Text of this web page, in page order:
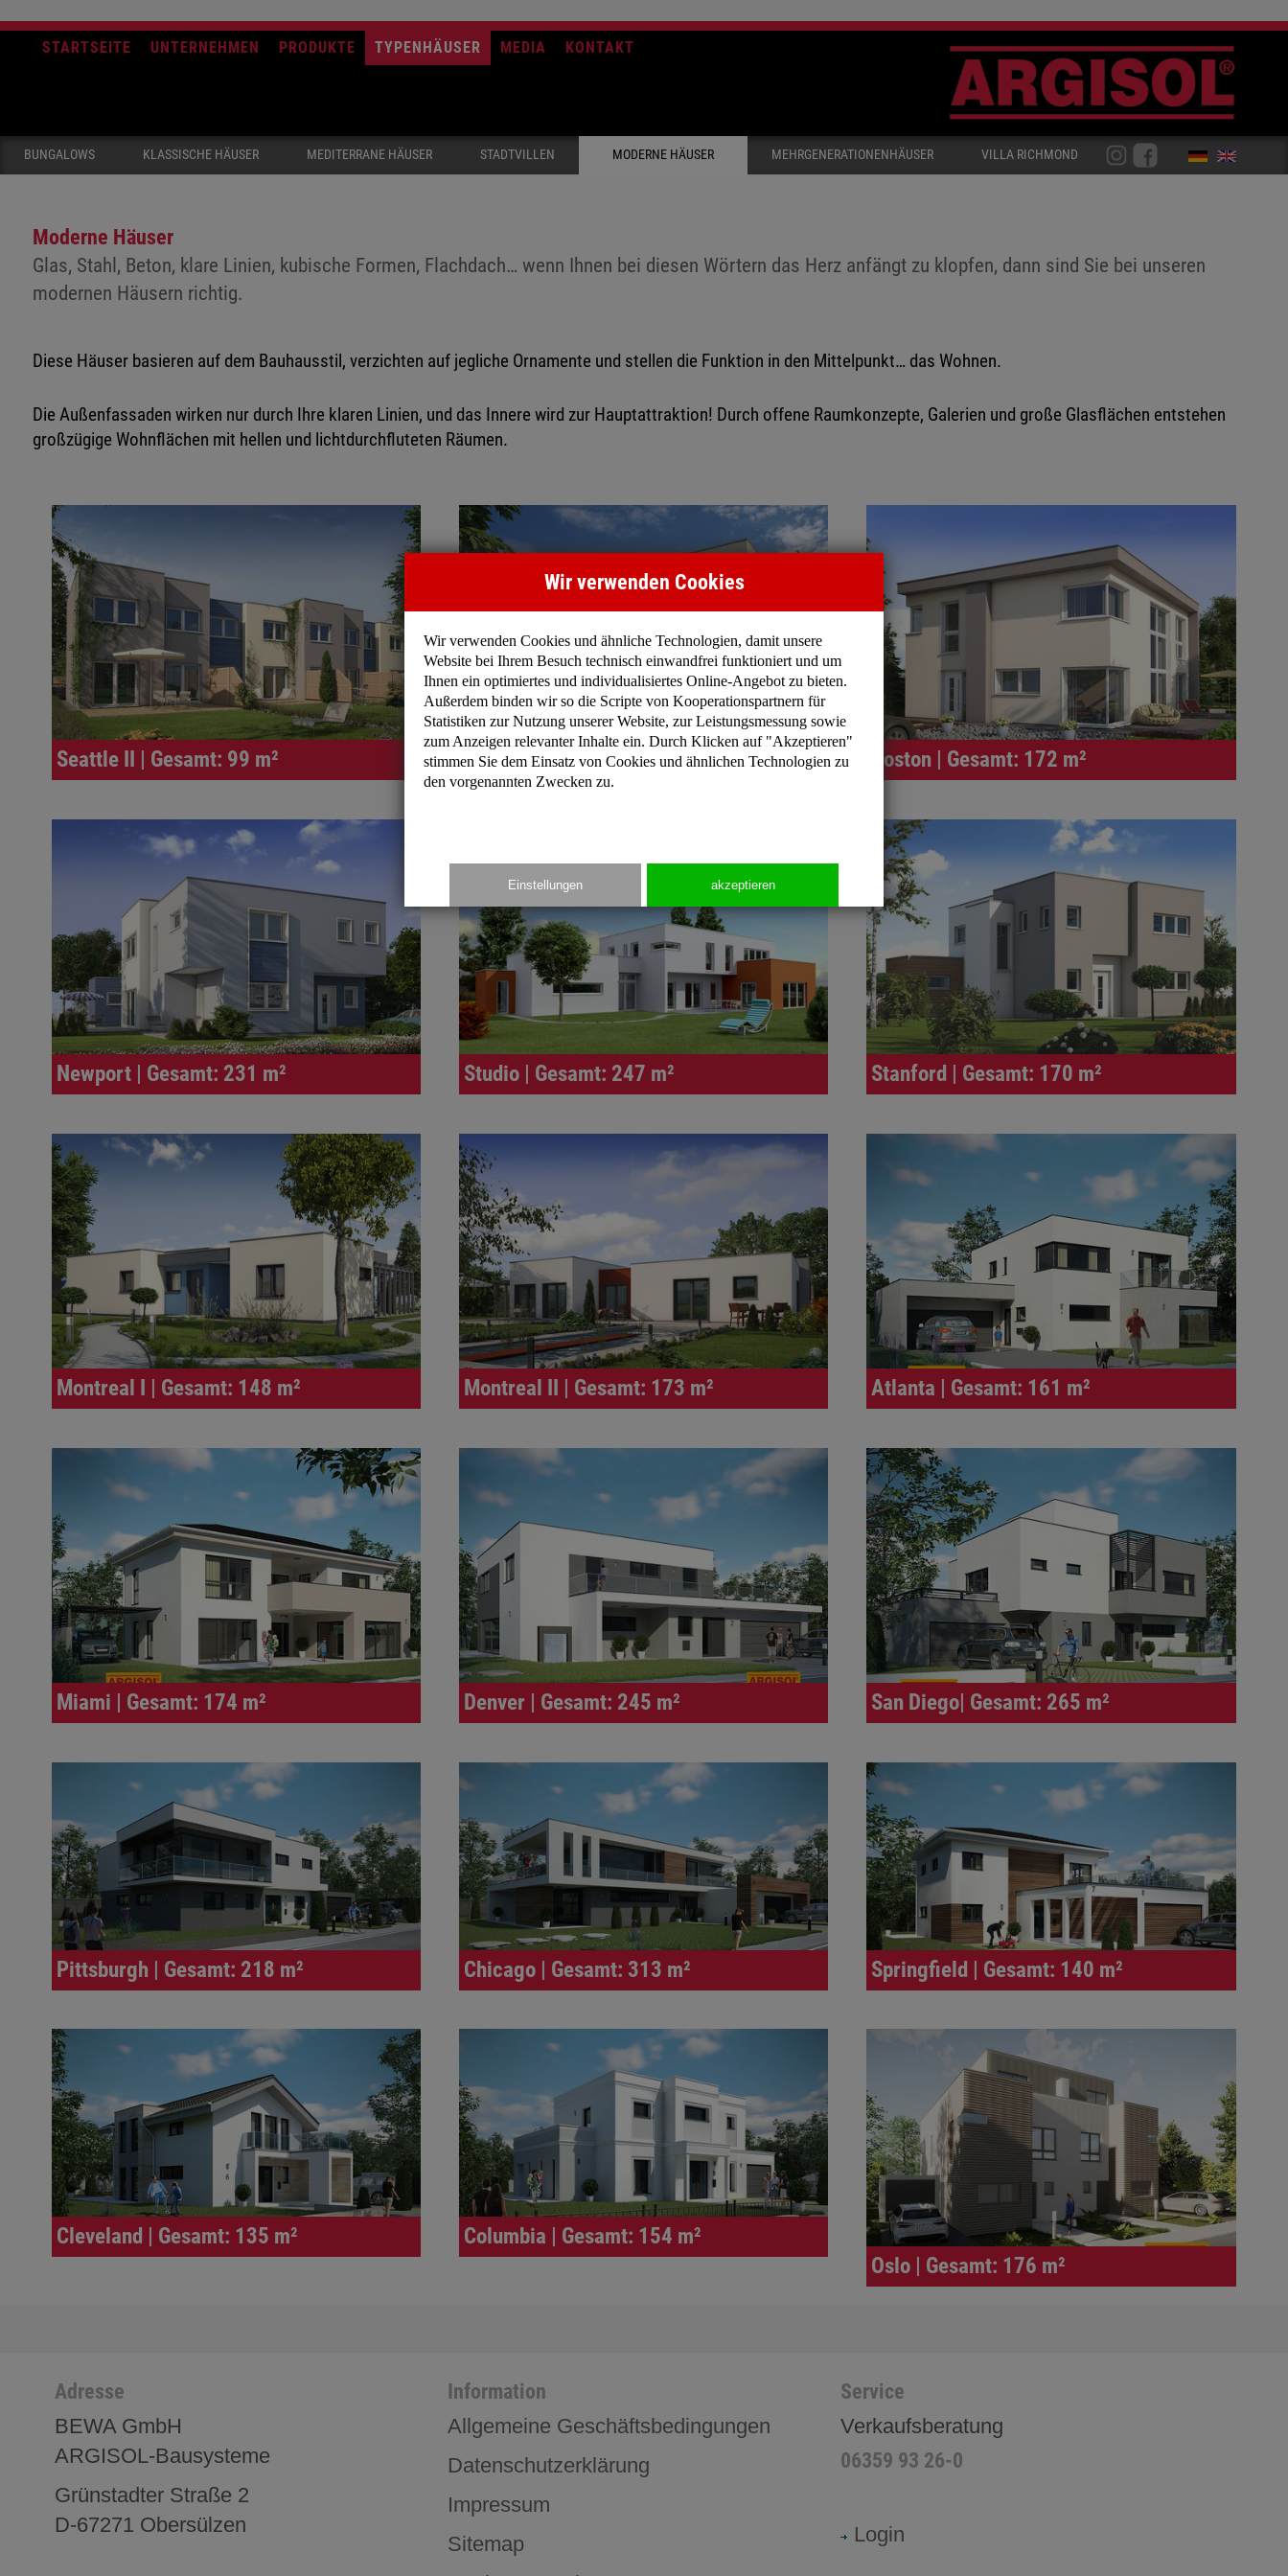
STARTSEITE UNTERNEHMEN PRODUKTE TYPENHÄUSER MEDIA KONTAKT
BUNGALOWS KLASSISCHE HÄUSER MEDITERRANE HÄUSER STADTVILLEN MODERNE HÄUSER MEHRGENERATIONENHÄUSER VILLA RICHMOND
Moderne Häuser
Glas, Stahl, Beton, klare Linien, kubische Formen, Flachdach… wenn Ihnen bei diesen Wörtern das Herz anfängt zu klopfen, dann sind Sie bei unseren
modernen Häusern richtig.
Diese Häuser basieren auf dem Bauhausstil, verzichten auf jegliche Ornamente und stellen die Funktion in den Mittelpunkt… das Wohnen.
Die Außenfassaden wirken nur durch Ihre klaren Linien, und das Innere wird zur Hauptattraktion! Durch offene Raumkonzepte, Galerien und große Glasflächen entstehen
großzügige Wohnflächen mit hellen und lichtdurchfluteten Räumen.
Seattle II | Gesamt: 99 m² Madison II | Gesamt: 99 m² Boston | Gesamt: 172 m²
Newport | Gesamt: 231 m² Studio | Gesamt: 247 m² Stanford | Gesamt: 170 m²
Montreal I | Gesamt: 148 m² Montreal II | Gesamt: 173 m² Atlanta | Gesamt: 161 m²
Miami | Gesamt: 174 m² Denver | Gesamt: 245 m² San Diego| Gesamt: 265 m²
Pittsburgh | Gesamt: 218 m² Chicago | Gesamt: 313 m² Springfield | Gesamt: 140 m²
Cleveland | Gesamt: 135 m²
Columbia | Gesamt: 154 m²
Oslo | Gesamt: 176 m²
Adresse
BEWA GmbH
ARGISOL-Bausysteme
Grünstadter Straße 2
D-67271 Obersülzen
Information
Allgemeine Geschäftsbedingungen
Datenschutzerklärung
Impressum
Sitemap
Service
Verkaufsberatung
06359 93 26-0
Login
Wir verwenden Cookies
Wir verwenden Cookies und ähnliche Technologien, damit unsere
Website bei Ihrem Besuch technisch einwandfrei funktioniert und um
Ihnen ein optimiertes und individualisiertes Online-Angebot zu bieten.
Außerdem binden wir so die Scripte von Kooperationspartnern für
Statistiken zur Nutzung unserer Website, zur Leistungsmessung sowie
zum Anzeigen relevanter Inhalte ein. Durch Klicken auf "Akzeptieren"
stimmen Sie dem Einsatz von Cookies und ähnlichen Technologien zu
den vorgenannten Zwecken zu.
Einstellungen akzeptieren